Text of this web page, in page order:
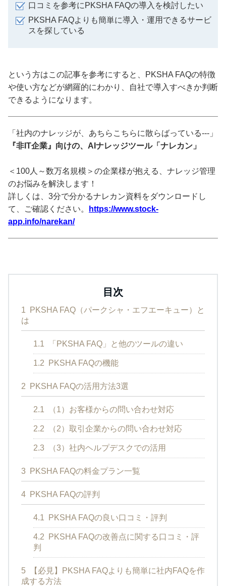
口コミを参考にPKSHA FAQの導入を検討したい
PKSHA FAQよりも簡単に導入・運用できるサービ
スを探している
という方はこの記事を参考にすると、PKSHA FAQの特徴
や使い方などが網羅的にわかり、自社で導入すべきか判断
できるようになります。
「社内のナレッジが、あちらこちらに散らばっている---」
『非IT企業』向けの、AIナレッジツール「ナレカン」
＜100人～数万名規模＞の企業様が抱える、ナレッジ管理
のお悩みを解決します！
詳しくは、3分で分かるナレカン資料をダウンロードし
て、ご確認ください。
https://www.stock-
app.info/narekan/
目次
1
PKSHA FAQ（パークシャ・エフエーキュー）と
は
1.1 「PKSHA FAQ」と他のツールの違い
1.2 PKSHA FAQの機能
2 PKSHA FAQの活用方法3選
2.1 （1）お客様からの問い合わせ対応
2.2 （2）取引企業からの問い合わせ対応
2.3 （3）社内ヘルプデスクでの活用
3 PKSHA FAQの料金プラン一覧
4 PKSHA FAQの評判
4.1 PKSHA FAQの良い口コミ・評判
4.2
PKSHA FAQの改善点に関する口コミ・評
判
5
【必見】PKSHA FAQよりも簡単に社内FAQを作
成する方法